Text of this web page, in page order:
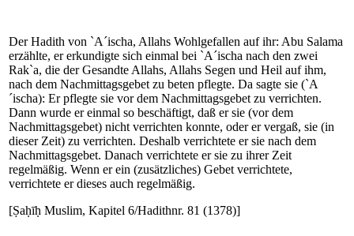
Der Hadith von `A´ischa, Allahs Wohlgefallen auf ihr: Abu Salama
erzählte, er erkundigte sich einmal bei `A´ischa nach den zwei
Rak`a, die der Gesandte Allahs, Allahs Segen und Heil auf ihm,
nach dem Nachmittagsgebet zu beten pflegte. Da sagte sie (`A
´ischa): Er pflegte sie vor dem Nachmittagsgebet zu verrichten.
Dann wurde er einmal so beschäftigt, daß er sie (vor dem
Nachmittagsgebet) nicht verrichten konnte, oder er vergaß, sie (in
dieser Zeit) zu verrichten. Deshalb verrichtete er sie nach dem
Nachmittagsgebet. Danach verrichtete er sie zu ihrer Zeit
regelmäßig. Wenn er ein (zusätzliches) Gebet verrichtete,
verrichtete er dieses auch regelmäßig.
[Ṣaḥīḥ Muslim, Kapitel 6/Hadithnr. 81 (1378)]